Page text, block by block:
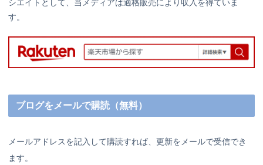
シエイトとして、当メディアは適格販売により収入を得ていま
す。
ブログをメールで購読（無料）
メールアドレスを記入して購読すれば、更新をメールで受信でき
ます。